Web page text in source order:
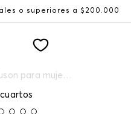
o superiores a $200.000
Bluson para mujer manga tres cuartos